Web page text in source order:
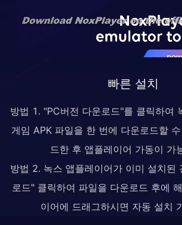
빠른 설치
방법 1. "PC버전 다운로드"를 클릭하여
게임 APK 파일을 한 번에 다운로드할
드한 후 앱플레이어 가동이 가
방법 2. 녹스 앱플레이어가 이미 설치된
로드" 클릭하여 파일을 다운로드 후에
이어에 드래그하시면 자동 설치